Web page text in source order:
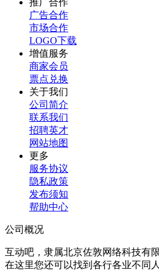
推广合作
广告合作
市场合作
LOGO下载
增值服务
商家会员
票点兑换
关于我们
公司简介
联系我们
招聘英才
网站地图
更多
服务协议
隐私政策
发布须知
帮助中心
公司概况
互动吧，隶属北京佐敦网络科技有
在这里您还可以找到各行各业不同